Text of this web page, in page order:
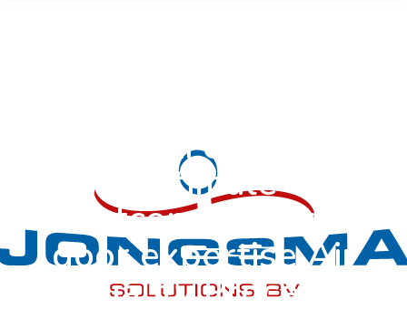
Özgazi ervaart
optimale
luchtconditionering
door expertise Air
Quality Process